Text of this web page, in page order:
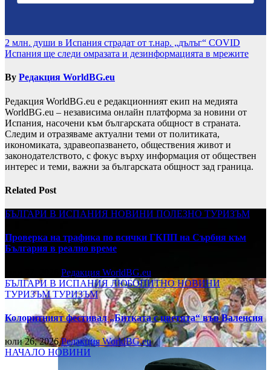
Навигация
2 млн. души в Испания страдат от т.нар. „дълъг“ COVID
Испания ще следи омразата и дезинформацията в мрежите
By Редакция WorldBG.eu
Редакция WorldBG.eu е редакционният екип на медията
WorldBG.eu – независима онлайн платформа за новини от
Испания, насочени към българската общност в страната.
Следим и отразяваме актуални теми от политиката,
икономиката, здравеопазването, обществения живот и
законодателството, с фокус върху информация от обществен
интерес и теми, важни за българската общност зад граница.
Related Post
БЪЛГАРИ В ИСПАНИЯ НОВИНИ ПОЛЕЗНО ТУРИЗЪМ
Проверка на трафика по всички ГКПП на Сърбия към
България в реално време
Редакция WorldBG.eu
БЪЛГАРИ В ИСПАНИЯ ЛЮБОПИТНОНОВИНИ
ТУРИЗЪМТУРИЗЪМ
Колоритният фестивал „Битката с цветята“ във Валенсия
юли 26, 2026Редакция WorldBG.eu
НАЧАЛО НОВИНИ